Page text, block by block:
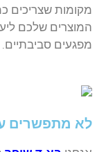
מקומות שצריכים
המוצרים שלכם
מפגעים סביבתיים.
לא מתפשרים